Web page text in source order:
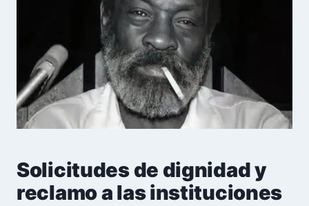
Solicitudes de dignidad y
reclamo a las instituciones